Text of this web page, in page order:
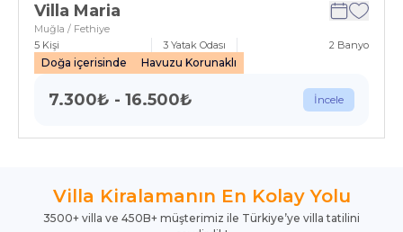
Villa Maria
Muğla / Fethiye
5 Kişi 3 Yatak Odası 2 Banyo
Doğa içerisinde Havuzu Korunaklı
7.300₺ - 16.500₺ İncele
Villa Kiralamanın En Kolay Yolu
3500+ villa ve 450B+ müşterimiz ile Türkiye’ye villa tatilini